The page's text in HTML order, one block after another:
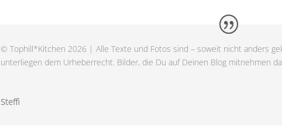
© Tophill*Kitchen 2026 | Alle Texte und Fotos sind – soweit nicht anders
unterliegen dem Urheberrecht. Bilder, die Du auf Deinen Blog mitnehmen
Steffi